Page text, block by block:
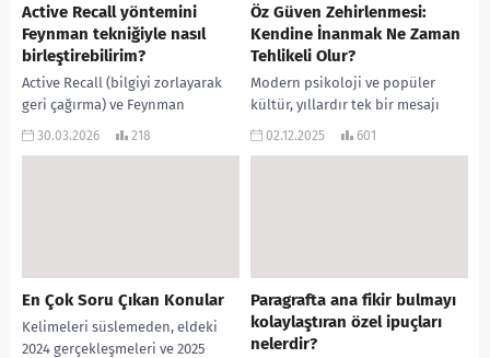
Active Recall yöntemini
Feynman tekniğiyle nasıl
birleştirebilirim?
Active Recall (bilgiyi zorlayarak
geri çağırma) ve Feynman
(basitleştirerek anlatma)
30.03.2026 218
Öz Güven Zehirlenmesi:
Kendine İnanmak Ne Zaman
Tehlikeli Olur?
Modern psikoloji ve popüler
kültür, yıllardır tek bir mesajı
tekrarlıyor: “Kendine inan, her
02.12.2025 601
En Çok Soru Çıkan Konular
Kelimeleri süslemeden, eldeki
2024 gerçekleşmeleri ve 2025
Paragrafta ana fikir bulmayı
kolaylaştıran özel ipuçları
nelerdir?